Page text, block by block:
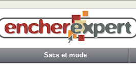
Sacs et mode